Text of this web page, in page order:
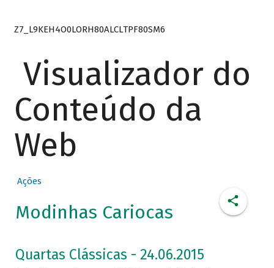
Z7_L9KEH4O0LORH80ALCLTPF80SM6
Visualizador do
Conteúdo da
Web
Ações
Modinhas Cariocas
Quartas Clássicas - 24.06.2015